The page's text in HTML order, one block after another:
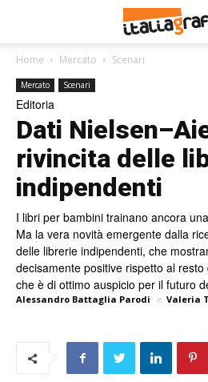
Home Mercato Scenari
Mercato Scenari
Editoria
Dati
rivincita delle
indipendenti
I libri per bambini trainano ancora
Ma la vera novità emergente dalla
delle librerie indipendenti, che
decisamente positive rispetto al
che è di ottimo auspicio per il futuro
Alessandro Battaglia Parodi e Valeria